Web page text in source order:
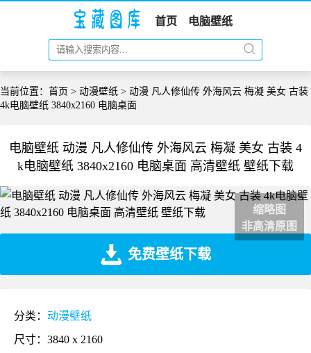
首页 电脑壁纸
当前位置： 首页 > 动漫壁纸 > 动漫 凡人修仙传 外海风云 梅凝 美女 古装
4k电脑壁纸 3840x2160 电脑桌面
电脑壁纸 动漫 凡人修仙传 外海风云 梅凝 美女 古装 4
k电脑壁纸 3840x2160 电脑桌面 高清壁纸 壁纸下载
缩略图
非高清原图
免费壁纸下载
分类： 动漫壁纸
尺寸：3840 x 2160